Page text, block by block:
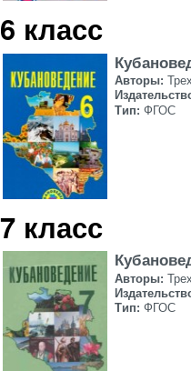
6 класс
Авторы:
Тип: ФГОС
7 класс
Авторы:
Тип: ФГОС